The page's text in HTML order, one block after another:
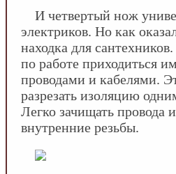
И четвертый нож
электриков. Но как
находка для
по работе приходиться
проводами и кабелями.
разрезать изоляцию
Легко зачищать провода
внутренние резьбы.